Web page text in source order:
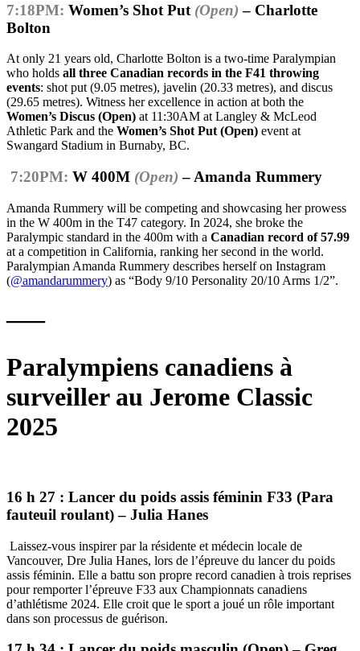
7:18PM: Women’s Shot Put (Open) – Charlotte
Bolton
At only 21 years old, Charlotte Bolton is a two-time Paralympian
who holds all three Canadian records in the F41 throwing
events: shot put (9.05 metres), javelin (20.33 metres), and discus
(29.65 metres). Witness her excellence in action at both the
Women’s Discus (Open) at 11:30AM at Langley & McLeod
Athletic Park and the Women’s Shot Put (Open) event at
Swangard Stadium in Burnaby, BC.
7:20PM: W 400M (Open) – Amanda Rummery
Amanda Rummery will be competing and showcasing her prowess
in the W 400m in the T47 category. In 2024, she broke the
Paralympic standard in the 400m with a Canadian record of 57.99
at a competition in California, ranking her second in the world.
Paralympian Amanda Rummery describes herself on Instagram
(@amandarummery) as “Body 9/10 Personality 20/10 Arms 1/2”.
—–
Paralympiens canadiens à
surveiller au Jerome Classic
2025
16 h 27 : Lancer du poids assis féminin F33 (Para
fauteuil roulant) – Julia Hanes
Laissez-vous inspirer par la résidente et médecin locale de
Vancouver, Dre Julia Hanes, lors de l’épreuve du lancer du poids
assis féminin. Elle a battu son propre record canadien à trois reprises
pour remporter l’épreuve F33 aux Championnats canadiens
d’athlétisme 2024. Elle croit que le sport a joué un rôle important
dans son processus de guérison.